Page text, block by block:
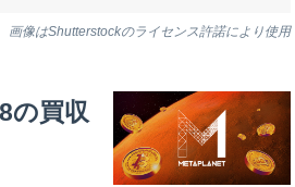
画像はShutterstockのライセンス許諾により使用
の買収